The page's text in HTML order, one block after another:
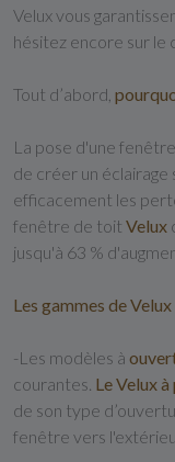
Velux vous
hésitez encore sur le
Tout d’abord,
La pose d'une
de créer un
efficacement les
fenêtre de toit Velux
jusqu'à 63 %
Les gammes de
-Les modèles à
courantes. Le Velux
de son type
fenêtre vers